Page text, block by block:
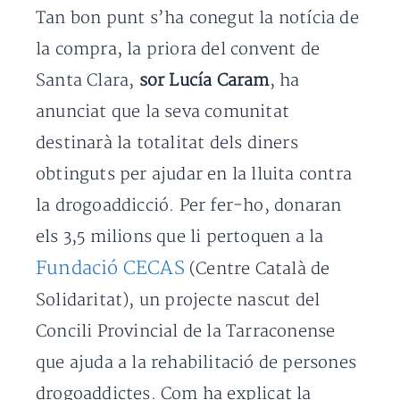
Tan bon punt s’ha conegut la notícia de
la compra, la priora del convent de
Santa Clara, sor Lucía Caram, ha
anunciat que la seva comunitat
destinarà la totalitat dels diners
obtinguts per ajudar en la lluita contra
la drogoaddicció. Per fer-ho, donaran
els 3,5 milions que li pertoquen a la
Fundació CECAS (Centre Català de
Solidaritat), un projecte nascut del
Concili Provincial de la Tarraconense
que ajuda a la rehabilitació de persones
drogoaddictes. Com ha explicat la